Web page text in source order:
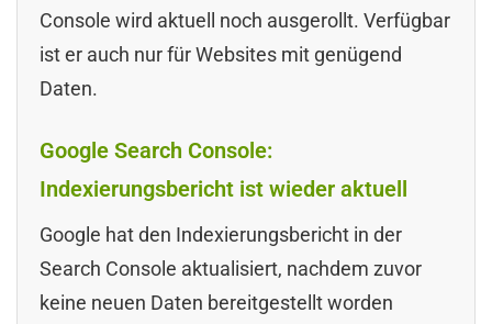
Console wird aktuell noch ausgerollt. Verfügbar
ist er auch nur für Websites mit genügend
Daten.
Google Search Console:
Indexierungsbericht ist wieder aktuell
Google hat den Indexierungsbericht in der
Search Console aktualisiert, nachdem zuvor
keine neuen Daten bereitgestellt worden